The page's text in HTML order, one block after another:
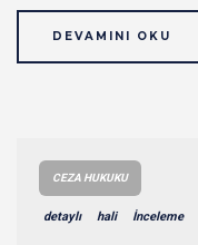
DEVAMINI OKU
CEZA HUKUKU
detaylı hali İnceleme